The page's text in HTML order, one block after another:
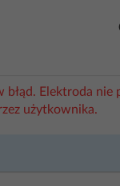
Elektroda
użytkownika.